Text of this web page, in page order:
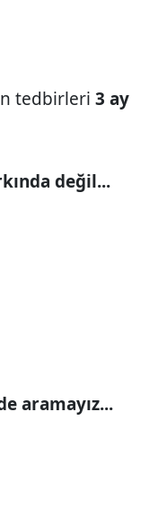
tedbirleri 3 ay
değil...
aramayız...